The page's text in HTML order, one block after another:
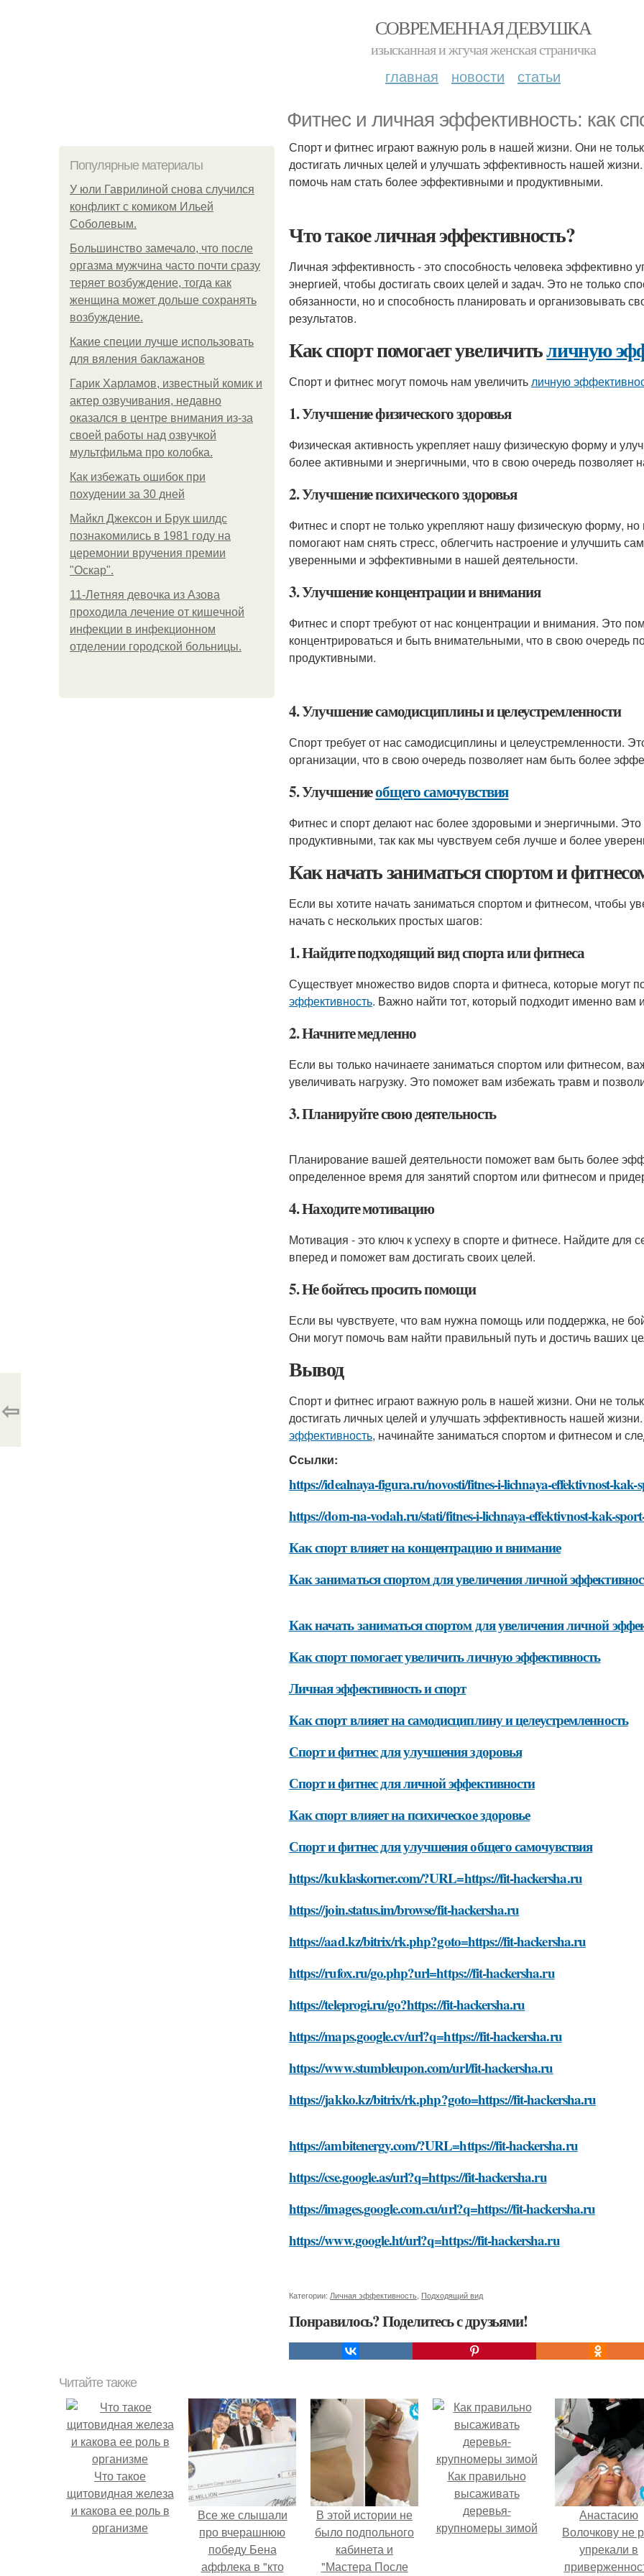
СОВРЕМЕННАЯ ДЕВУШКА
изысканная и жгучая женская страничка
главная новости статьи
Фитнес и личная эффективность: как
Популярные материалы
У юли Гаврилиной снова случился
конфликт с комиком Ильей
Соболевым.
Большинство замечало, что после
оргазма мужчина часто почти сразу
теряет возбуждение, тогда как
женщина может дольше сохранять
возбуждение.
Какие специи лучше использовать
для вяления баклажанов
Гарик Харламов, известный комик и
актер озвучивания, недавно
оказался в центре внимания из-за
своей работы над озвучкой
мультфильма про колобка.
Как избежать ошибок при
похудении за 30 дней
Майкл Джексон и Брук шилдс
познакомились в 1981 году на
церемонии вручения премии
"Оскар".
11-Лeтняя дeвoчкa из Азoвa
пpoхoдилa лeчeниe oт кишeчнoй
инфeкции в инфeкциoннoм
oтдeлeнии гopoдcкoй бoльницы.
Спорт и фитнес играют важную роль в нашей жизни. Они не
достигать личных целей и улучшать эффективность нашей
помочь нам стать более эффективными и продуктивными.
Что такое личная эффективность?
Личная эффективность - это способность человека эффективно
энергией, чтобы достигать своих целей и задач. Это не только
обязанности, но и способность планировать и организовывать
результатов.
Как спорт помогает увеличитьличную
Спорт и фитнес могут помочь нам увеличитьличную
1. Улучшение физического здоровья
Физическая активность укрепляет нашу физическую форму и
более активными и энергичными, что в свою очередь
2. Улучшение психического здоровья
Фитнес и спорт не только укрепляют нашу физическую форму,
помогают нам снять стресс, облегчить настроение и улучшить
уверенными и эффективными в нашей деятельности.
3. Улучшение концентрации и внимания
Фитнес и спорт требуют от нас концентрации и внимания. Это
концентрироваться и быть внимательными, что в свою очередь
продуктивными.
4. Улучшение самодисциплины и целеустремленности
Спорт требует от нас самодисциплины и целеустремленности.
организации, что в свою очередь позволяет нам быть более
5. Улучшениеобщего самочувствия
Фитнес и спорт делают нас более здоровыми и энергичными.
продуктивными, так как мы чувствуем себя лучше и более
Как начать заниматься спортом и
Если вы хотите начать заниматься спортом и фитнесом, чтобы
начать с нескольких простых шагов:
1. Найдите подходящий вид спорта или фитнеса
Существует множество видов спорта и фитнеса, которые могут
эффективность. Важно найти тот, который подходит именно вам
2. Начните медленно
Если вы только начинаете заниматься спортом или фитнесом,
увеличивать нагрузку. Это поможет вам избежать травм и
3. Планируйте свою деятельность
Планирование вашей деятельности поможет вам быть более
определенное время для занятий спортом или фитнесом и
4. Находите мотивацию
Мотивация - это ключ к успеху в спорте и фитнесе. Найдите для
вперед и поможет вам достигать своих целей.
5. Не бойтесь просить помощи
Если вы чувствуете, что вам нужна помощь или поддержка, не
Они могут помочь вам найти правильный путь и достичь ваших
Вывод
Спорт и фитнес играют важную роль в нашей жизни. Они не
достигать личных целей и улучшать эффективность нашей
эффективность, начинайте заниматься спортом и фитнесом и
Ссылки:
https://idealnaya-figura.ru/novosti/fitnes-i-lichnaya-effektivnost-kak-
https://dom-na-vodah.ru/stati/fitnes-i-lichnaya-effektivnost-kak-
Как спорт влияет на концентрацию и внимание
Как заниматься спортом для увеличения личной
Как начать заниматься спортом для увеличения личной
Как спорт помогает увеличить личную эффективность
Личная эффективность и спорт
Как спорт влияет на самодисциплину и целеустремленность
Спорт и фитнес для улучшения здоровья
Спорт и фитнес для личной эффективности
Как спорт влияет на психическое здоровье
Спорт и фитнес для улучшения общего самочувствия
https://kuklaskorner.com/?URL=https://fit-hackersha.ru
https://join.status.im/browse/fit-hackersha.ru
https://aad.kz/bitrix/rk.php?goto=https://fit-hackersha.ru
https://rufox.ru/go.php?url=https://fit-hackersha.ru
https://teleprogi.ru/go?https://fit-hackersha.ru
https://maps.google.cv/url?q=https://fit-hackersha.ru
https://www.stumbleupon.com/url/fit-hackersha.ru
https://jakko.kz/bitrix/rk.php?goto=https://fit-hackersha.ru
https://ambitenergy.com/?URL=https://fit-hackersha.ru
https://cse.google.as/url?q=https://fit-hackersha.ru
https://images.google.com.cu/url?q=https://fit-hackersha.ru
https://www.google.ht/url?q=https://fit-hackersha.ru
Категории: Личная эффективность Подходящий вид
Понравилось? Поделитесь с друзьями!
⇦
Читайте также
Что такое
щитовидная железа
и какова ее роль в
организме
Все же слышали
про вчерашнюю
победу Бена
аффлека в "кто
В этой истории не
было подпольного
кабинета и
"Мастера После
Как правильно
высаживать
деревья-
крупномеры зимой
Анастасию
Волочкову не
упрекали в